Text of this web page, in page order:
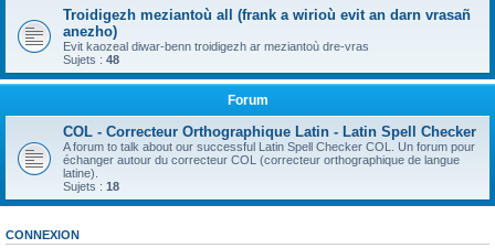
Troidigezh meziantoù all (frank a wirioù evit an darn vrasañ
anezho)
Evit kaozeal diwar-benn troidigezh ar meziantoù dre-vras
Sujets : 48
Forum
COL - Correcteur Orthographique Latin - Latin Spell Checker
A forum to talk about our successful Latin Spell Checker COL. Un forum pour
échanger autour du correcteur COL (correcteur orthographique de langue
latine).
Sujets : 18
CONNEXION